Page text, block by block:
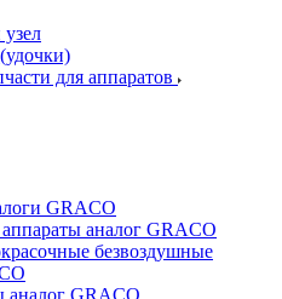
для аппаратов
GRACO
аналог GRACO
безвоздушные
аналог GRACO